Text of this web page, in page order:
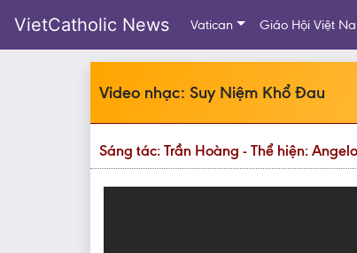
VietCatholic News Vatican Giáo Hội Việt
Video nhạc: Suy Niệm Khổ Đau
Sáng tác: Trần Hoàng - Thể hiện: